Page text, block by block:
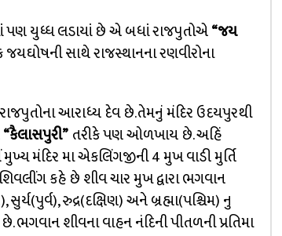
પણ યુધ્ધ લડાયાં છે એ બધાં રાજપુતોએ“જય
સાથે રાજસ્થાનના રણવીરોના
આરાધ્ય દેવ છે.તેમનું મંદિર ઉદયપુરથી
“કૈલાસપુરી”તરીકે પણ ઓળખાય છે. અહિં
મંદિર મા એકલિંગજીની 4 મુખ વાડી મુર્તિ
કહે છે શીવ ચાર મુખ દ્વારા ભગવાન
રુદ્ર(દક્ષિણ) અને બ્રહ્મા(પશ્ચિમ) નુ
શીવના વાહન નંદિની પીતળની પ્રતિમા